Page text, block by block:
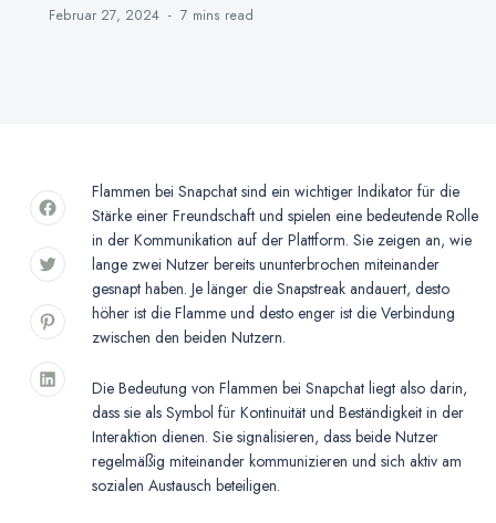
Februar 27, 2024 7 mins read
Flammen bei Snapchat sind ein wichtiger Indikator für die
Stärke einer Freundschaft und spielen eine bedeutende Rolle
in der Kommunikation auf der Plattform. Sie zeigen an, wie
lange zwei Nutzer bereits ununterbrochen miteinander
gesnapt haben. Je länger die Snapstreak andauert, desto
höher ist die Flamme und desto enger ist die Verbindung
zwischen den beiden Nutzern.
Die Bedeutung von Flammen bei Snapchat liegt also darin,
dass sie als Symbol für Kontinuität und Beständigkeit in der
Interaktion dienen. Sie signalisieren, dass beide Nutzer
regelmäßig miteinander kommunizieren und sich aktiv am
sozialen Austausch beteiligen.